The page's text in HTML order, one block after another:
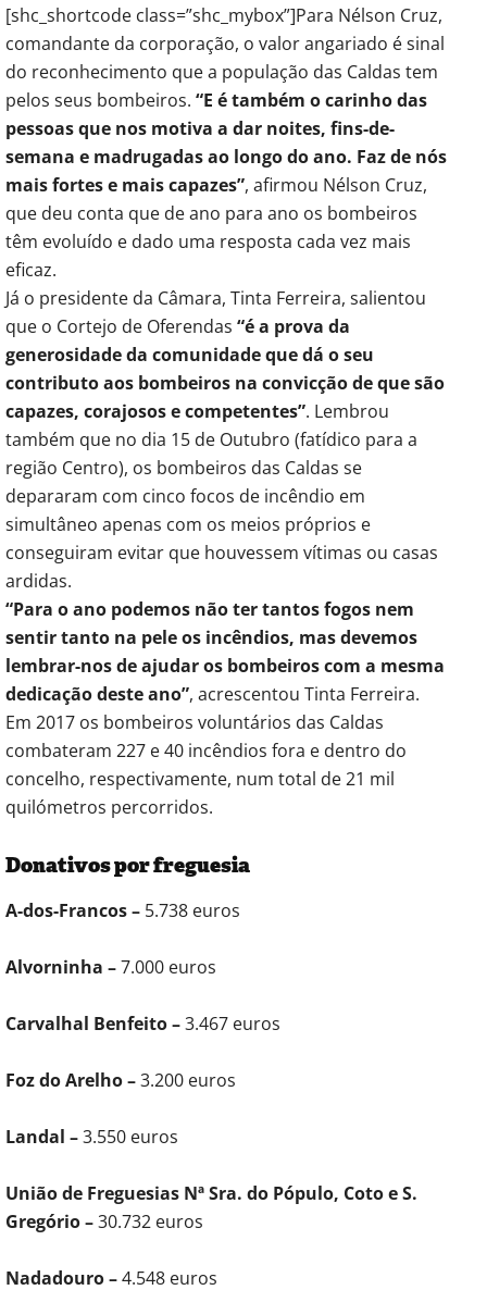
[shc_shortcode class=”shc_mybox”]Para Nélson Cruz,
comandante da corporação, o valor angariado é sinal
do reconhecimento que a população das Caldas tem
pelos seus bombeiros. “E é também o carinho das
pessoas que nos motiva a dar noites, fins-de-
semana e madrugadas ao longo do ano. Faz de nós
mais fortes e mais capazes”, afirmou Nélson Cruz,
que deu conta que de ano para ano os bombeiros
têm evoluído e dado uma resposta cada vez mais
eficaz.
Já o presidente da Câmara, Tinta Ferreira, salientou
que o Cortejo de Oferendas “é a prova da
generosidade da comunidade que dá o seu
contributo aos bombeiros na convicção de que são
capazes, corajosos e competentes”. Lembrou
também que no dia 15 de Outubro (fatídico para a
região Centro), os bombeiros das Caldas se
depararam com cinco focos de incêndio em
simultâneo apenas com os meios próprios e
conseguiram evitar que houvessem vítimas ou casas
ardidas.
“Para o ano podemos não ter tantos fogos nem
sentir tanto na pele os incêndios, mas devemos
lembrar-nos de ajudar os bombeiros com a mesma
dedicação deste ano”, acrescentou Tinta Ferreira.
Em 2017 os bombeiros voluntários das Caldas
combateram 227 e 40 incêndios fora e dentro do
concelho, respectivamente, num total de 21 mil
quilómetros percorridos.
Donativos por freguesia
A-dos-Francos – 5.738 euros
Alvorninha –7.000 euros
Carvalhal Benfeito –3.467 euros
Foz do Arelho –3.200 euros
Landal –3.550 euros
União de Freguesias Nª Sra. do Pópulo, Coto e S.
Gregório –30.732 euros
Nadadouro –4.548 euros